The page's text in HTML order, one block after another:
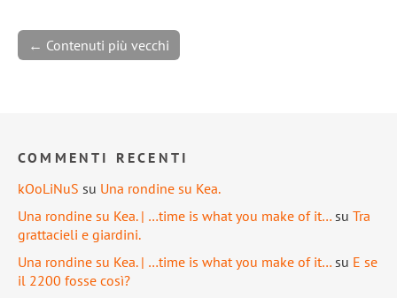
← Contenuti più vecchi
COMMENTI RECENTI
kOoLiNuS su Una rondine su Kea.
Una rondine su Kea. | …time is what you make of it… su Tra
grattacieli e giardini.
Una rondine su Kea. | …time is what you make of it… su E se
il 2200 fosse così?